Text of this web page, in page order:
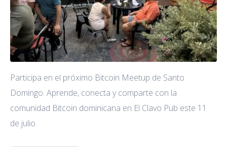
Participa en el próximo Bitcoin Meetup de Santo
Domingo. Aprende, conecta y comparte con la
comunidad Bitcoin dominicana en El Clavo Pub este 11
de julio.